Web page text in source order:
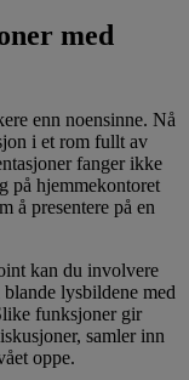
med
enn noensinne. Nå
i et rom fullt av
fanger ikke
på hjemmekontoret
å presentere på en
kan du involvere
lysbildene med
funksjoner gir
samler inn
oppe.